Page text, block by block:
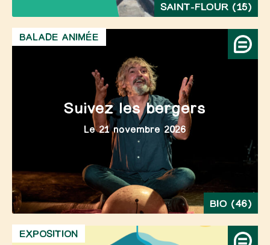
SAINT-FLOUR (15)
Suivez les bergers
Le 21 novembre 2026
BALADE ANIMÉE
BIO (46)
EXPOSITION